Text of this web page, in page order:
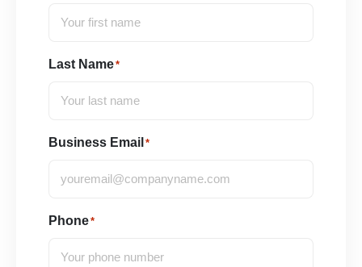
Last Name*
Business Email *
Phone*